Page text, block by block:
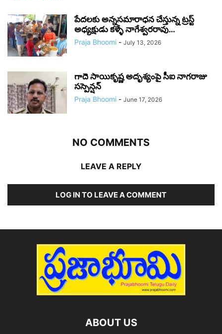
పేదలకు అన్నసమారాధన చేస్తున్న ట్రస్ట్
అధ్యక్షుడు కళ్ళే నాగేశ్వరరావు…
Praja Bhoomi - July 13, 2026
గాదె సాయికృష్ణ అదృశ్యంపై సీఐ నాగరాజు
సస్పెన్షన్
Praja Bhoomi - June 17, 2026
NO COMMENTS
LEAVE A REPLY
LOG IN TO LEAVE A COMMENT
ABOUT US